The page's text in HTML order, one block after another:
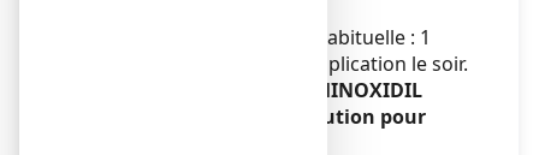
Reprendre à la fréquence habituelle : 1
application le matin, et 1 application le soir.
Si vous arrêtez d’utiliser MINOXIDIL
SANDOZ CONSEIL 5 %, solution pour